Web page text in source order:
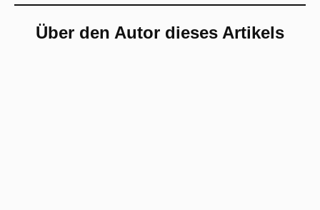
Über den Autor dieses Artikels